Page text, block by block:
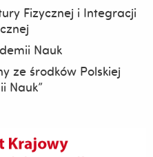
Fizycznej i Integracji
Nauk
ze środków Polskiej
Nauk”